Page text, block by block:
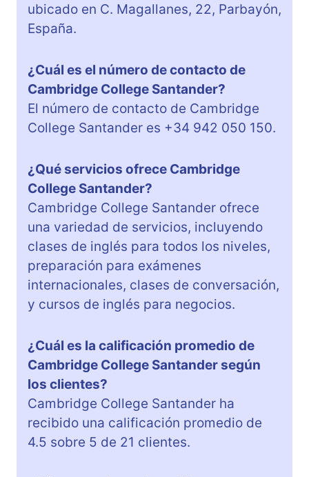
ubicado en C. Magallanes, 22, Parbayón,
España.
¿Cuál es el número de contacto de
Cambridge College Santander?
El número de contacto de Cambridge
College Santander es +34 942 050 150.
¿Qué servicios ofrece Cambridge
College Santander?
Cambridge College Santander ofrece
una variedad de servicios, incluyendo
clases de inglés para todos los niveles,
preparación para exámenes
internacionales, clases de conversación,
y cursos de inglés para negocios.
¿Cuál es la calificación promedio de
Cambridge College Santander según
los clientes?
Cambridge College Santander ha
recibido una calificación promedio de
4.5 sobre 5 de 21 clientes.